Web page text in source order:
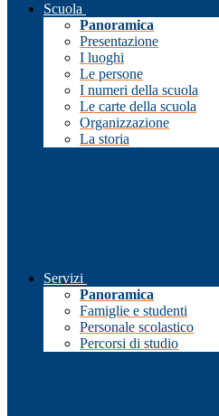
Scuola
Panoramica
Presentazione
I luoghi
Le persone
I numeri della scuola
Le carte della scuola
Organizzazione
La storia
Servizi
Panoramica
Famiglie e studenti
Personale scolastico
Percorsi di studio